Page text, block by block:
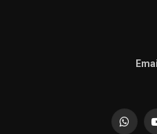
WhatsApp